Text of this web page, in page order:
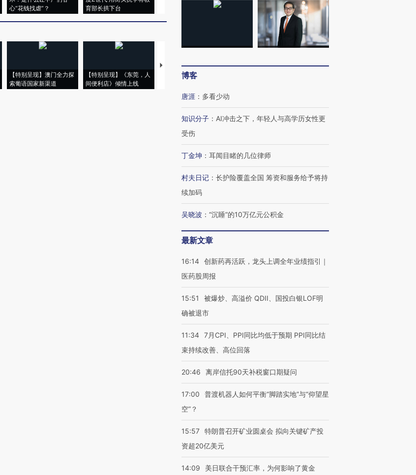
心“花钱找虐”？
育部长拱下台
米
【特别呈现】澳门全力探
索葡语国家新渠道
【特别呈现】《东莞，人
间便利店》倾情上线
【推广】走进第四届链博
会，让数智科技“链”接产
【商旅对话】华住集团
博客
唐涯 ： 多看少动
知识分子 ： AI冲击之下，年轻人与高学历女性更
受伤
丁金坤 ： 耳闻目睹的几位律师
村夫日记 ： 长护险覆盖全国 筹资和服务给予将持
续加码
吴晓波 ： “沉睡”的10万亿元公积金
最新文章
16:14 创新药再活跃，龙头上调全年业绩指引｜
医药股周报
15:51
被爆炒、高溢价 QDII、国投白银LOF明
确被退市
11:34 7月CPI、PPI同比均低于预期 PPI同比结
束持续改善、高位回落
20:46 离岸信托90天补税窗口期疑问
17:00
普渡机器人如何平衡“脚踏实地”与“仰望星
空”？
15:57 特朗普召开矿业圆桌会 拟向关键矿产投
资超20亿美元
14:09 美日联合干预汇率，为何影响了黄金